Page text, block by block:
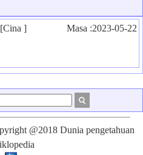
]
Masa :2023-05-22
@2018 Dunia pengetahuan